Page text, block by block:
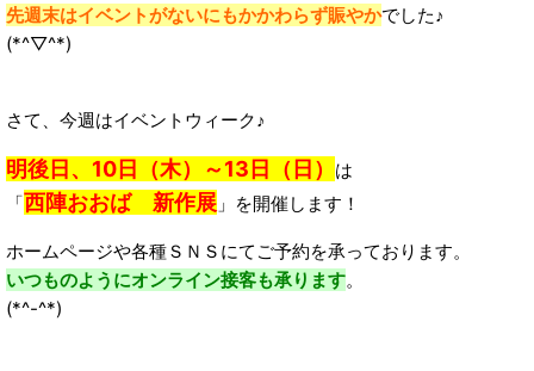
先週末はイベントがないにもかかわらず賑やかでした♪
(*^▽^*)
さて、今週はイベントウィーク♪
明後日、10日（木）～13日（日）
は
「西陣おおば 新作展 」を開催します！
ホームページや各種ＳＮＳにてご予約を承っております。
いつものようにオンライン接客も承ります。
(*^-^*)